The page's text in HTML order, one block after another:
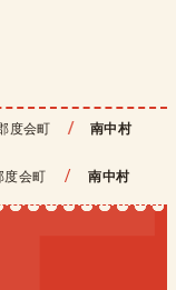
度会町 南中村
度会町 / 南中村